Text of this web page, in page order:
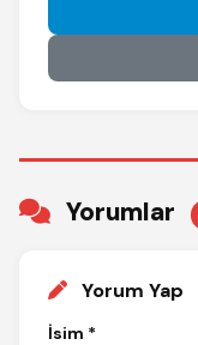
Yorumlar
Yorum Yap
İsim *